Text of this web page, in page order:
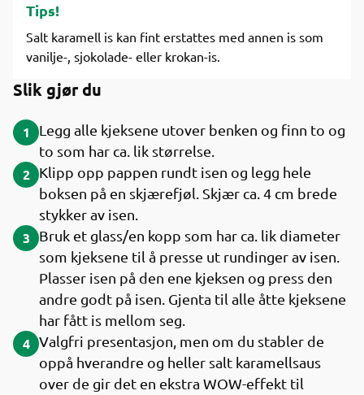
Tips!
Salt karamell is kan fint erstattes med annen is som
vanilje-, sjokolade- eller krokan-is.
Slik gjør du
1
Legg alle kjeksene utover benken og finn to og
to som har ca. lik størrelse.
2 Klipp opp pappen rundt isen og legg hele
boksen på en skjærefjøl. Skjær ca. 4 cm brede
stykker av isen.
3
Bruk et glass/en kopp som har ca. lik diameter
som kjeksene til å presse ut rundinger av isen.
Plasser isen på den ene kjeksen og press den
andre godt på isen. Gjenta til alle åtte kjeksene
har fått is mellom seg.
4 Valgfri presentasjon, men om du stabler de
oppå hverandre og heller salt karamellsaus
over de gir det en ekstra WOW-effekt til